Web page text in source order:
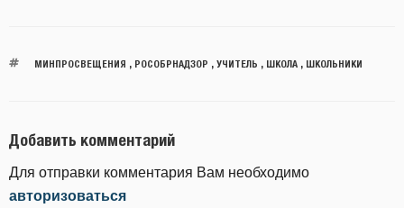
МИНПРОСВЕЩЕНИЯ РОСОБРНАДЗОР УЧИТЕЛЬ ШКОЛА, ШКОЛЬНИКИ
Добавить комментарий
Для отправки комментария Вам необходимо
авторизоваться